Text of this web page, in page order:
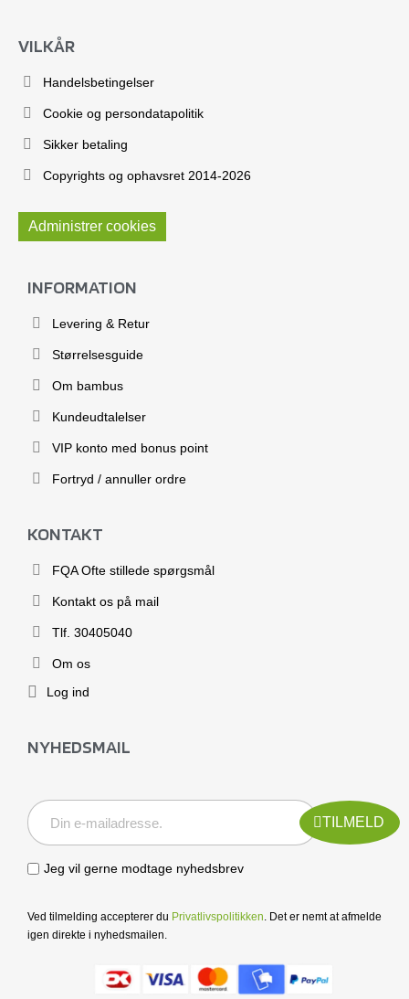
VILKÅR
Handelsbetingelser
Cookie og persondatapolitik
Sikker betaling
Copyrights og ophavsret 2014-2026
Administrer cookies
INFORMATION
Levering & Retur
Størrelsesguide
Om bambus
Kundeudtalelser
VIP konto med bonus point
Fortryd / annuller ordre
KONTAKT
FQA Ofte stillede spørgsmål
Kontakt os på mail
Tlf. 30405040
Om os
Log ind
NYHEDSMAIL
TILMELD
Jeg vil gerne modtage nyhedsbrev
Ved tilmelding accepterer du Privatlivspolitikken. Det er nemt at afmelde
igen direkte i nyhedsmailen.